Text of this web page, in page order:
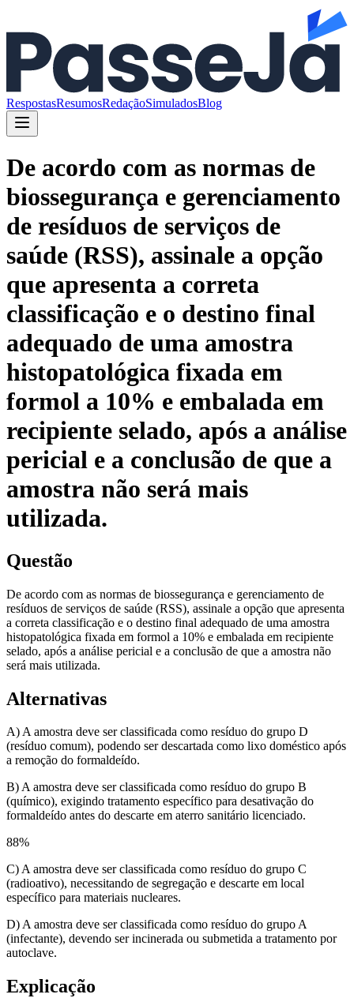
RespostasResumosRedaçãoSimuladosBlog
De acordo com as normas de
biossegurança e gerenciamento
de resíduos de serviços de
saúde (RSS), assinale a opção
que apresenta a correta
classificação e o destino final
adequado de uma amostra
histopatológica fixada em
formol a 10% e embalada em
recipiente selado, após a análise
pericial e a conclusão de que a
amostra não será mais
utilizada.
Questão
De acordo com as normas de biossegurança e gerenciamento de
resíduos de serviços de saúde (RSS), assinale a opção que apresenta
a correta classificação e o destino final adequado de uma amostra
histopatológica fixada em formol a 10% e embalada em recipiente
selado, após a análise pericial e a conclusão de que a amostra não
será mais utilizada.
Alternativas
A) A amostra deve ser classificada como resíduo do grupo D
(resíduo comum), podendo ser descartada como lixo doméstico após
a remoção do formaldeído.
B) A amostra deve ser classificada como resíduo do grupo B
(químico), exigindo tratamento específico para desativação do
formaldeído antes do descarte em aterro sanitário licenciado.
88%
C) A amostra deve ser classificada como resíduo do grupo C
(radioativo), necessitando de segregação e descarte em local
específico para materiais nucleares.
D) A amostra deve ser classificada como resíduo do grupo A
(infectante), devendo ser incinerada ou submetida a tratamento por
autoclave.
Explicação